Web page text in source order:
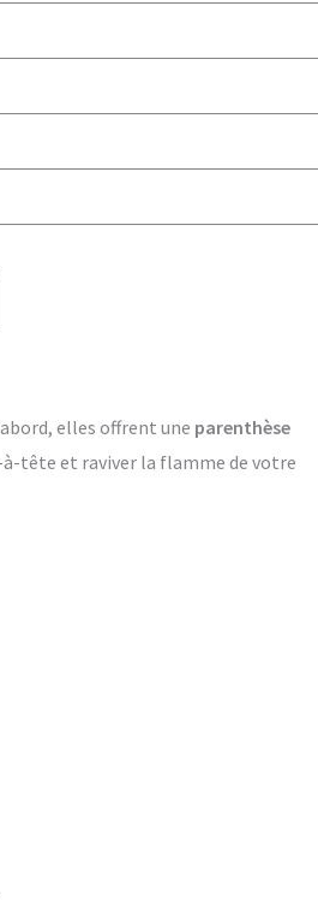
elles offrent une parenthèse
à-tête et raviver la flamme de votre